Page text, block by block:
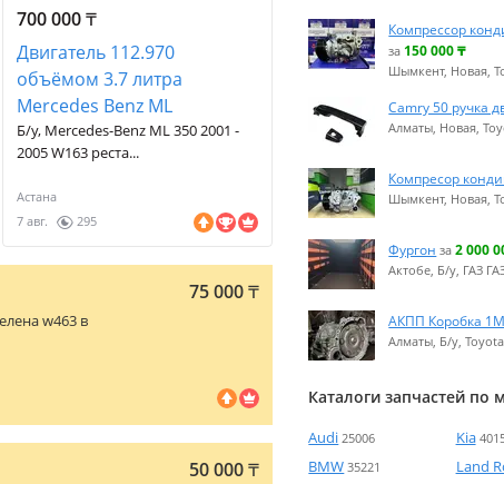
700 000₸
Двигатель 112.970
объёмом 3.7 литра
Mercedes Benz ML
Б/у, Mercedes-Benz ML 350 2001 -
2005 W163 реста...
Астана
7 авг.
295
75 000₸
w463 в
50 000₸
Компрессор
за 150 000₸
Шымкент, Новая,
Camry 50 ручка
Алматы, Новая,
Компресор
Шымкент, Новая,
Фургон за2 000
Актобе, Б/у, ГАЗ
АКПП Коробка
Алматы, Б/у,
Каталоги запчастей по
Audi 25006
BMW 35221
Kia
Land